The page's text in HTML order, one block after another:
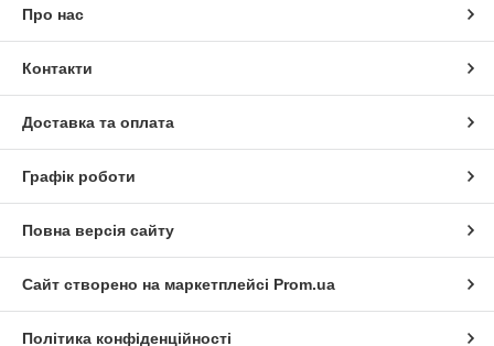
Про нас
Контакти
Доставка та оплата
Графік роботи
Повна версія сайту
Сайт створено на маркетплейсі Prom.ua
Політика конфіденційності